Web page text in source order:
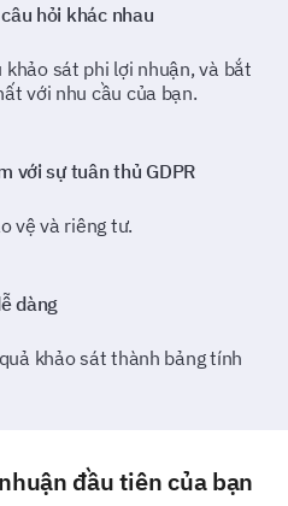
hỏi khác nhau
sát phi lợi nhuận, và bắt
với nhu cầu của bạn.
với sự tuân thủ GDPR
vệ và riêng tư.
dàng
khảo sát thành bảng tính
đầu tiên của bạn